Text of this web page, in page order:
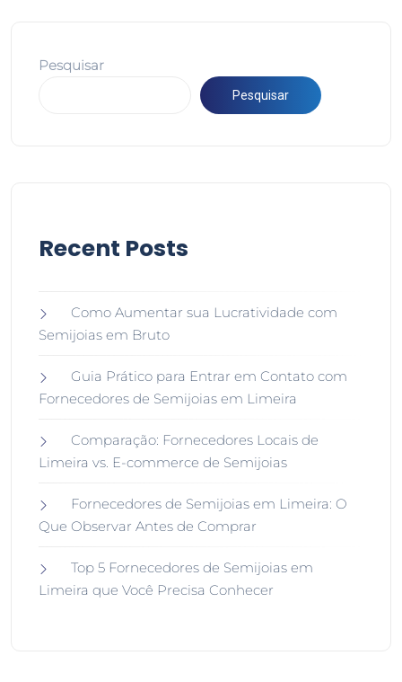
Pesquisar
Pesquisar
Recent Posts
Como Aumentar sua Lucratividade com
Semijoias em Bruto
Guia Prático para Entrar em Contato com
Fornecedores de Semijoias em Limeira
Comparação: Fornecedores Locais de
Limeira vs. E-commerce de Semijoias
Fornecedores de Semijoias em Limeira: O
Que Observar Antes de Comprar
Top 5 Fornecedores de Semijoias em
Limeira que Você Precisa Conhecer